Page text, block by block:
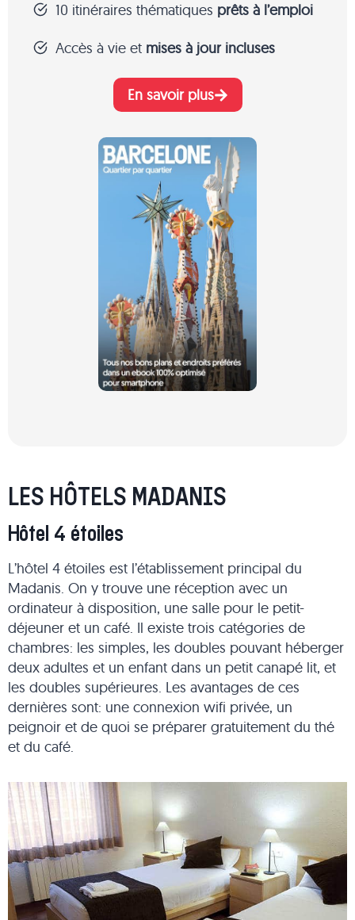
10 itinéraires thématiques prêts à l’emploi
Accès à vie et mises à jour incluses
En savoir plus
LES HÔTELS MADANIS
Hôtel 4 étoiles
L’hôtel 4 étoiles est l’établissement principal du
Madanis. On y trouve une réception avec un
ordinateur à disposition, une salle pour le petit-
déjeuner et un café. Il existe trois catégories de
chambres: les simples, les doubles pouvant héberger
deux adultes et un enfant dans un petit canapé lit, et
les doubles supérieures. Les avantages de ces
dernières sont: une connexion wifi privée, un
peignoir et de quoi se préparer gratuitement du thé
et du café.